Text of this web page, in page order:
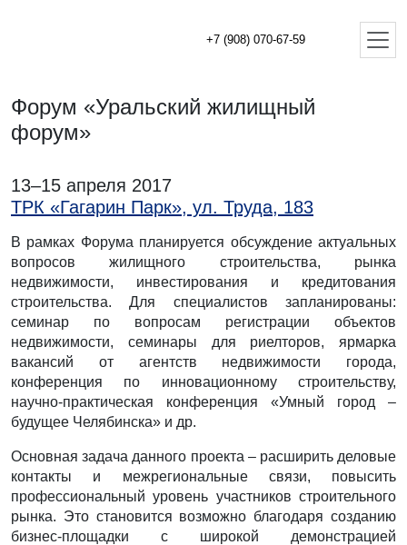
+7 (908) 070-67-59
Форум «Уральский жилищный
форум»
13–15 апреля 2017
ТРК «Гагарин Парк», ул. Труда, 183
В рамках Форума планируется обсуждение актуальных
вопросов жилищного строительства, рынка
недвижимости, инвестирования и кредитования
строительства. Для специалистов запланированы:
семинар по вопросам регистрации объектов
недвижимости, семинары для риелторов, ярмарка
вакансий от агентств недвижимости города,
конференция по инновационному строительству,
научно-практическая конференция «Умный город –
будущее Челябинска» и др.
Основная задача данного проекта – расширить деловые
контакты и межрегиональные связи, повысить
профессиональный уровень участников строительного
рынка. Это становится возможно благодаря созданию
бизнес-площадки с широкой демонстрацией